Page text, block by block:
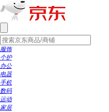
服饰
个护
办公
电器
手机
数码
运动
家居